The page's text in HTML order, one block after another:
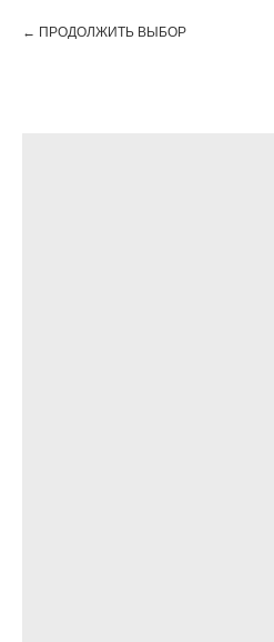
ПРОДОЛЖИТЬ ВЫБОР